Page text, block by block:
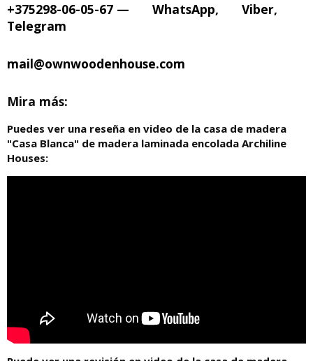
+375298-06-05-67 — WhatsApp, Viber,
Telegram
mail@ownwoodenhouse.com
Mira más:
Puedes ver una reseña en video de la casa de madera
"Casa Blanca" de madera laminada encolada Archiline
Houses: